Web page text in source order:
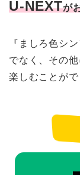
U-NEXTが
『ましろ色シ
でなく、その
楽しむことがで